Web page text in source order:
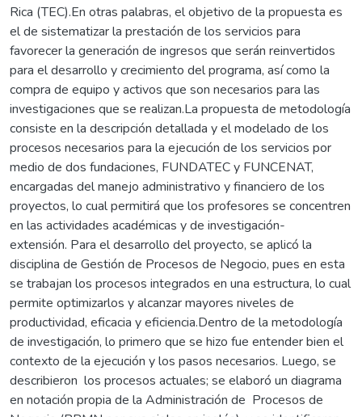
Rica (TEC).En otras palabras, el objetivo de la propuesta es
el de sistematizar la prestación de los servicios para
favorecer la generación de ingresos que serán reinvertidos
para el desarrollo y crecimiento del programa, así como la
compra de equipo y activos que son necesarios para las
investigaciones que se realizan.La propuesta de metodología
consiste en la descripción detallada y el modelado de los
procesos necesarios para la ejecución de los servicios por
medio de dos fundaciones, FUNDATEC y FUNCENAT,
encargadas del manejo administrativo y financiero de los
proyectos, lo cual permitirá que los profesores se concentren
en las actividades académicas y de investigación-
extensión. Para el desarrollo del proyecto, se aplicó la
disciplina de Gestión de Procesos de Negocio, pues en esta
se trabajan los procesos integrados en una estructura, lo cual
permite optimizarlos y alcanzar mayores niveles de
productividad, eficacia y eficiencia.Dentro de la metodología
de investigación, lo primero que se hizo fue entender bien el
contexto de la ejecución y los pasos necesarios. Luego, se
describieron los procesos actuales; se elaboró un diagrama
en notación propia de la Administración de Procesos de